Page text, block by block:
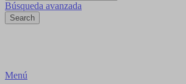
Búsqueda avanzada
Search
Menú